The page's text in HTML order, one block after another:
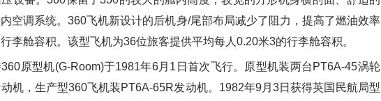
空调系统。360飞机新设计的后机身/尾部布局减少了阻力，提高了燃油效率
李舱容积。该型飞机为36位旅客提供平均每人0.20米3的行李舱容积。
原型机(G-Room)于1981年6月1日首次飞行。原型机装两台PT6A-45涡轮
机，生产型360飞机装PT6A-65R发动机。1982年9月3日获得英国民航局型